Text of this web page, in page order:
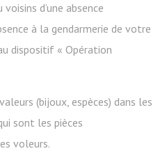
d’une absence
à la gendarmerie de votre
dispositif « Opération
(bijoux, espèces) dans les
sont les pièces
voleurs.